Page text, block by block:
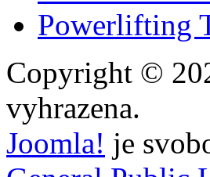
Powerlifting
Copyright ©
vyhrazena.
Joomla! je